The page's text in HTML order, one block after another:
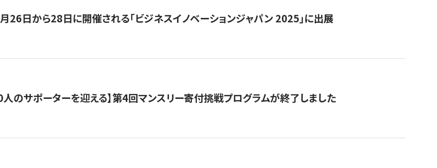
月26日から28日に開催される「ビジネスイノベーションジャパン 2025」に出展
のサポーターを迎える】​​第4回マンスリー寄付挑戦プログラムが終了しました